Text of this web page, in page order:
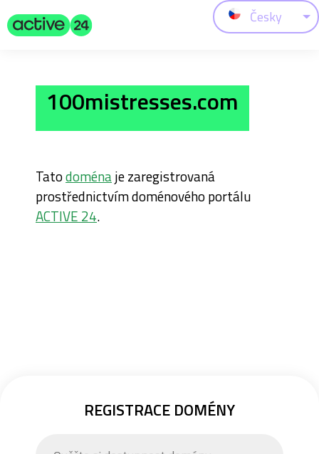
Česky
100mistresses.com
Tatodoménaje zaregistrovaná
prostřednictvím doménového portálu
ACTIVE 24.
REGISTRACE DOMÉNY